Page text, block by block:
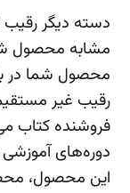
دسته دیگر
مشابه محصول
محصول شما در
رقیب غیر
فروشنده کتاب
دوره‌های آموزشی
این محصول،